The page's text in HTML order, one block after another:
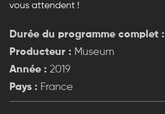
vous attendent !
Durée du programme complet :
Producteur : Museum
Année : 2019
Pays : France